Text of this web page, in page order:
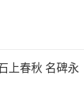
上春秋 名碑永